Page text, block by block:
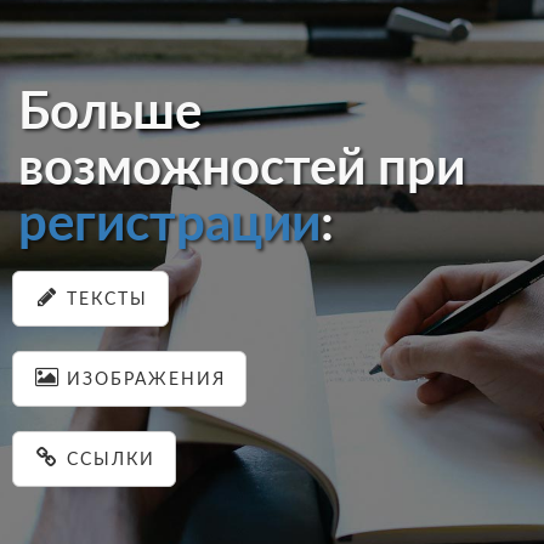
Больше
возможностей при
регистрации:
ТЕКСТЫ
ИЗОБРАЖЕНИЯ
ССЫЛКИ